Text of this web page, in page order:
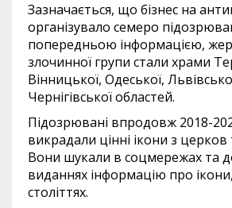
Зазначається, що бізнес на
організувало семеро
попередньою інформацією,
злочинної групи стали храми
Вінницької, Одеської,
Чернігівської областей.
Підозрювані впродовж 2018-
викрадали цінні ікони з церков
Вони шукали в соцмережах та
виданнях інформацію про
століттях.